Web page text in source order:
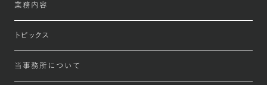
業務内容
トピックス
当事務所について